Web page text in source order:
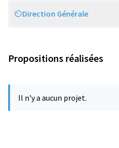
Scope
Direction Générale
Propositions réalisées
Il n'y a aucun projet.